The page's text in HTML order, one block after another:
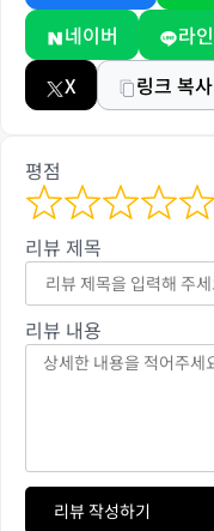
네이버
라인
X
링크 복사
평점
리뷰 제목
리뷰 내용
리뷰 작성하기